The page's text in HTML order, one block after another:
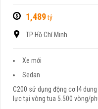
1,489tỷ
TP Hồ Chí Minh
Xe mới
Sedan
C200 sử dụng động cơ I4
lực tại vòng tua 5.500 vòng/